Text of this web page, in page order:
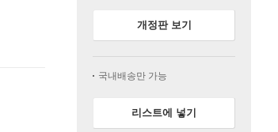
개정판 보기
국내배송만 가능
리스트에 넣기